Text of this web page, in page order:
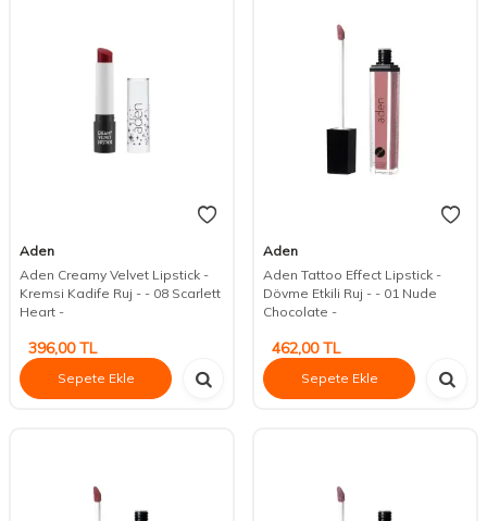
Aden
Aden Creamy Velvet Lipstick -
Kremsi Kadife Ruj - - 08 Scarlett
Heart -
396,00TL
Sepete Ekle
Aden
Aden Tattoo Effect Lipstick -
Dövme Etkili Ruj - - 01 Nude
Chocolate -
462,00TL
Sepete Ekle